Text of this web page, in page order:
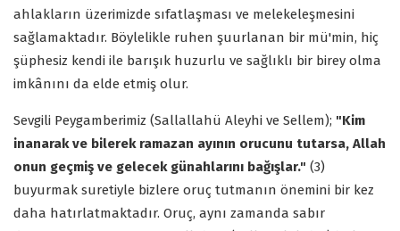
ahlakların üzerimizde sıfatlaşması ve melekeleşmesini
sağlamaktadır. Böylelikle ruhen şuurlanan bir mü'min, hiç
şüphesiz kendi ile barışık huzurlu ve sağlıklı bir birey olma
imkânını da elde etmiş olur.
Sevgili Peygamberimiz (Sallallahü Aleyhi ve Sellem); "Kim
inanarak ve bilerek ramazan ayının orucunu tutarsa, Allah
onun geçmiş ve gelecek günahlarını bağışlar." (3)
buyurmak suretiyle bizlere oruç tutmanın önemini bir kez
daha hatırlatmaktadır. Oruç, aynı zamanda sabır